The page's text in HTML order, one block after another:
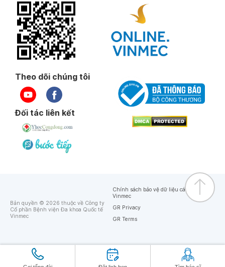
Theo dõi chúng tôi
Đối tác liên kết
Bản quyền © 2026 thuộc về Công ty
Cổ phần Bệnh viện Đa khoa Quốc tế
Vinmec
Chính sách bảo vệ dữ liệu cá nhân của
Vinmec
GR Privacy
GR Terms